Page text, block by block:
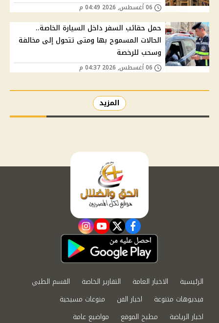
حمل حقائب السفر داخل السيارة الخاصة..
الحالات المسموح بها ومتى تتحول إلى مخالفة
وسحب للرخصة
المزيد
facebook
twitter
youtube
instagram
الرئيسية الاخبار العامة التقارير الخاصة
القسم الطبي
فيديوهات متنوعة
اخبار الفن
منوعات مسيحية
اخبار الرياضة
مطبخ الموقع مواضيع عامة